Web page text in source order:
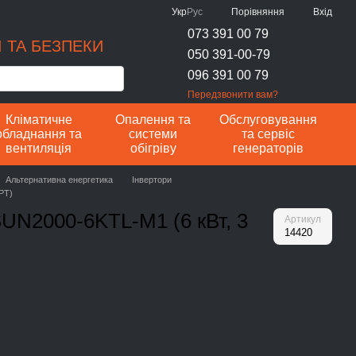
УкрРус Порівняння Вхід
БЕЗПЕКИ
073 391 00 79
050 391-00-79
096 391 00 79
Передзвонити вам?
Кліматичне
та
вентиляція
Опалення та
системи
обігріву
Обслуговування
та сервіс
генераторів
Альтернативна енергетика
Інвертори
6KTL-M1 (6 кВт, 3 Артикул
14420